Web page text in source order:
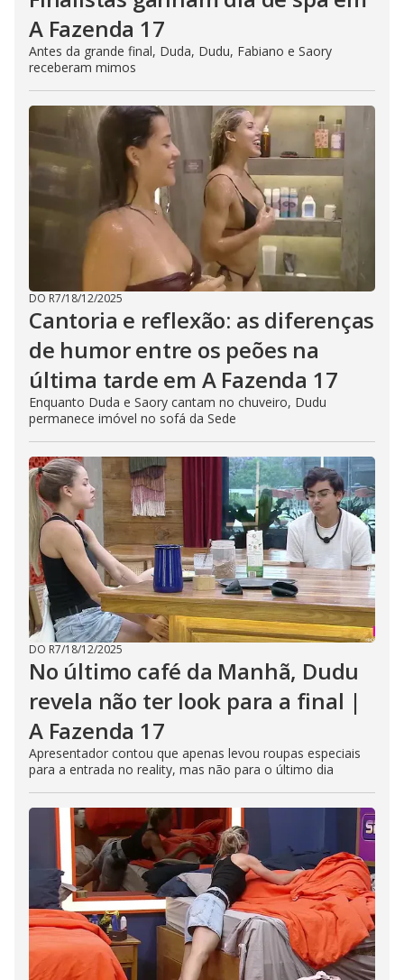
A Fazenda 17
Antes da grande final, Duda, Dudu, Fabiano e Saory
receberam mimos
DO R7/18/12/2025
Cantoria e reflexão: as diferenças
de humor entre os peões na
última tarde em A Fazenda 17
Enquanto Duda e Saory cantam no chuveiro, Dudu
permanece imóvel no sofá da Sede
DO R7/18/12/2025
No último café da Manhã, Dudu
revela não ter look para a final |
A Fazenda 17
Apresentador contou que apenas levou roupas especiais
para a entrada no reality, mas não para o último dia